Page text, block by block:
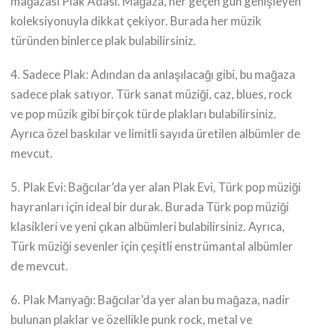
koleksiyonuyla dikkat çekiyor. Burada her müzik
türünden binlerce plak bulabilirsiniz.
4. Sadece Plak: Adından da anlaşılacağı gibi, bu mağaza
sadece plak satıyor. Türk sanat müziği, caz, blues, rock
ve pop müzik gibi birçok türde plakları bulabilirsiniz.
Ayrıca özel baskılar ve limitli sayıda üretilen albümler de
mevcut.
5. Plak Evi: Bağcılar’da yer alan Plak Evi, Türk pop müziği
hayranları için ideal bir durak. Burada Türk pop müziği
klasikleri ve yeni çıkan albümleri bulabilirsiniz. Ayrıca,
Türk müziği sevenler için çeşitli enstrümantal albümler
de mevcut.
6. Plak Manyağı: Bağcılar’da yer alan bu mağaza, nadir
bulunan plaklar ve özellikle punk rock, metal ve